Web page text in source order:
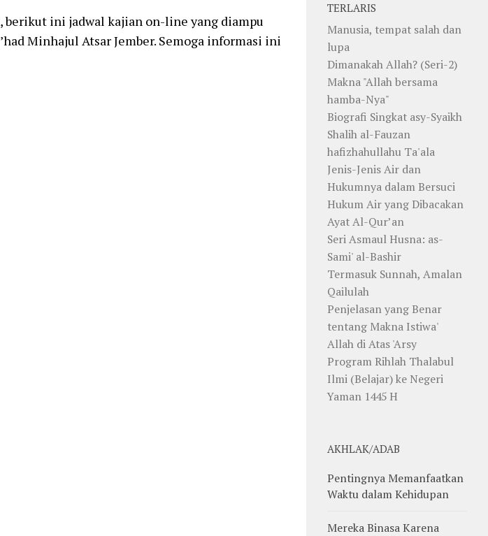
berikut ini jadwal kajian on-line yang diampu
Minhajul Atsar Jember. Semoga informasi ini
TERLARIS
Manusia, tempat salah dan
lupa
Dimanakah Allah? (Seri-2)
Makna "Allah bersama
hamba-Nya"
Biografi Singkat asy-Syaikh
Shalih al-Fauzan
hafizhahullahu Ta'ala
Jenis-Jenis Air dan
Hukumnya dalam Bersuci
Hukum Air yang Dibacakan
Ayat Al-Qur’an
Seri Asmaul Husna: as-
Sami' al-Bashir
Termasuk Sunnah, Amalan
Qailulah
Penjelasan yang Benar
tentang Makna Istiwa'
Allah di Atas 'Arsy
Program Rihlah Thalabul
Ilmi (Belajar) ke Negeri
Yaman 1445 H
AKHLAK/ADAB
Pentingnya Memanfaatkan
Waktu dalam Kehidupan
Mereka Binasa Karena